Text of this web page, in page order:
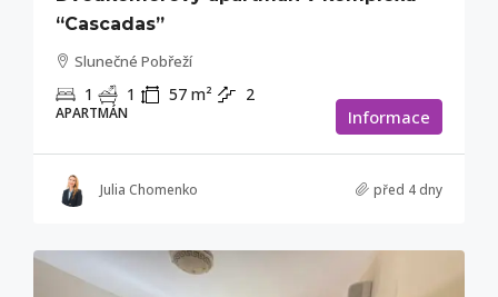
“Cascadas”
Slunečné Pobřeží
1 1 57 m² 2
APARTMÁN Informace
Julia Chomenko před 4 dny